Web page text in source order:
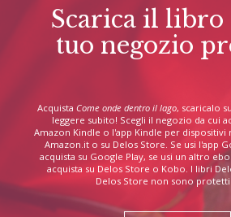
Scarica il libro
tuo negozio
Acquista Come onde dentro il lago, scaricalo
leggere subito! Scegli il negozio da cui
Amazon Kindle o l'app Kindle per dispositivi
Amazon.it o su Delos Store. Se usi l'app
acquista su Google Play, se usi un altro
acquista su Delos Store o Kobo. I libri
Delos Store non sono protetti